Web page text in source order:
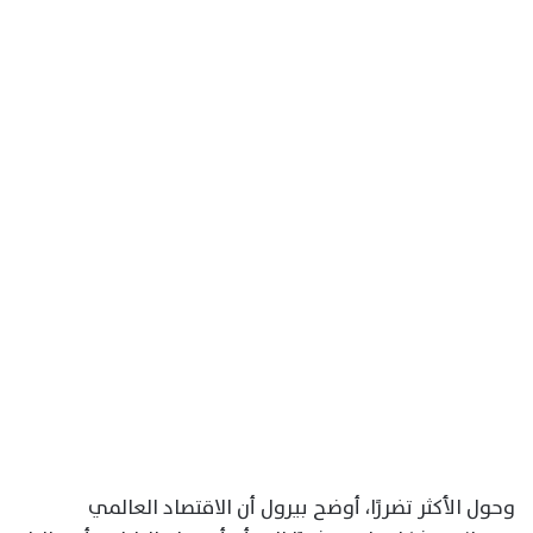
وحول الأكثر تضررًا، أوضح بيرول أن الاقتصاد العالمي